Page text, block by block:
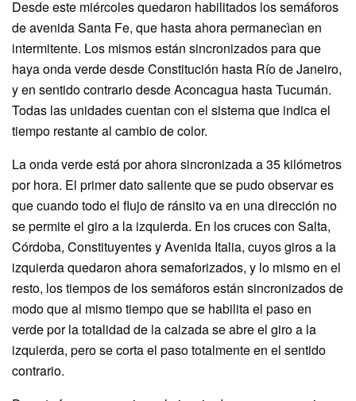
Desde este miércoles quedaron habilitados los semáforos
de avenida Santa Fe, que hasta ahora permanecìan en
intermitente. Los mismos están sincronizados para que
haya onda verde desde Constitución hasta Río de Janeiro,
y en sentido contrario desde Aconcagua hasta Tucumán.
Todas las unidades cuentan con el sistema que indica el
tiempo restante al cambio de color.
La onda verde está por ahora sincronizada a 35 kilómetros
por hora. El primer dato saliente que se pudo observar es
que cuando todo el flujo de ránsito va en una dirección no
se permite el giro a la izquierda. En los cruces con Salta,
Córdoba, Constituyentes y Avenida Italia, cuyos giros a la
izquierda quedaron ahora semaforizados, y lo mismo en el
resto, los tiempos de los semáforos están sincronizados de
modo que al mismo tiempo que se habilita el paso en
verde por la totalidad de la calzada se abre el giro a la
izquierda, pero se corta el paso totalmente en el sentido
contrario.